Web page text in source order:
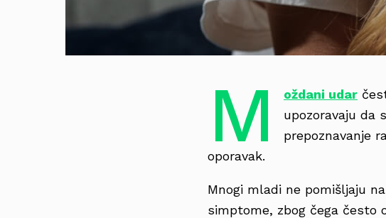
M oždani udar
upozoravaju da
prepoznavanje
oporavak.
Mnogi mladi ne pomišljaju
simptome, zbog čega često